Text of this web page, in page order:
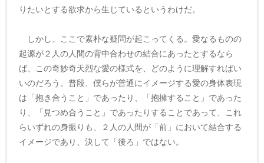
りたいとする欲求から生じているというわけだ。
しかし、ここで素朴な疑問が起こってくる。愛なるものの
起源が２人の人間の背中合わせの結合にあったとするなら
ば、この奇妙奇天烈な愛の様式を、どのように理解すればい
いのだろう。普段、僕らが普通にイメージする愛の身体表現
は「抱き合うこと」であったり、「抱擁すること」であった
り、「見つめ合うこと」であったりすることであって、これ
らいずれの身振りも、２人の人間が「前」において結合する
イメージであり、決して「後ろ」ではない。